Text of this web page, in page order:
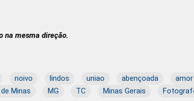
na mesma direção.
noivo lindos uniao abençoada amor
Minas MG TC Minas Gerais